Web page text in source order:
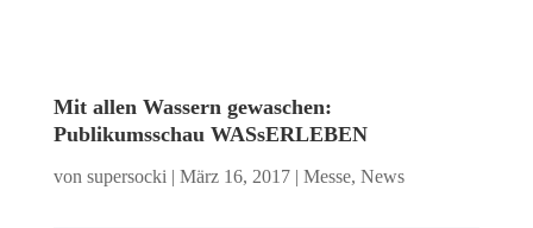
Mit allen Wassern gewaschen:
Publikumsschau WASsERLEBEN
von supersocki | März 16, 2017| Messe, News